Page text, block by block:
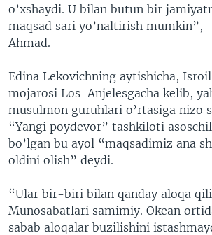
o’xshaydi. U bilan butun bir
maqsad sari yo’naltirish mumkin”,
Ahmad.
Edina Lekovichning aytishicha,
mojarosi Los-Anjelesgacha kelib,
musulmon guruhlari o’rtasiga nizo
“Yangi poydevor” tashkiloti
bo’lgan bu ayol “maqsadimiz ana
oldini olish” deydi.
“Ular bir-biri bilan qanday aloqa
Munosabatlari samimiy. Okean
sabab aloqalar buzilishini